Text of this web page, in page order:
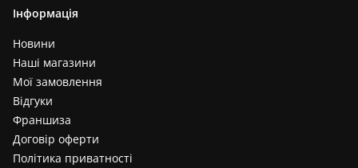
Інформація
Новини
Наші магазини
Мої замовлення
Відгуки
Франшиза
Договір оферти
Політика приватності